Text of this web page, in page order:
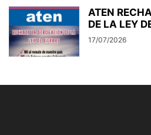
ATEN
DE LA LEY
17/07/2026